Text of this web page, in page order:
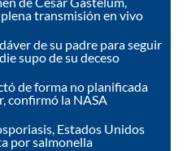
transmisión en vivo
de su padre para seguir
supo de su deceso
de forma no planificada
confirmó la NASA
Estados Unidos
por salmonella